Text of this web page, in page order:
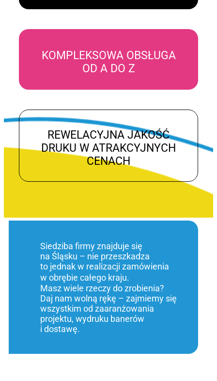
KOMPLEKSOWA OBSŁUGA
OD A DO Z
REWELACYJNA JAKOŚĆ
DRUKU W ATRAKCYJNYCH
CENACH
Siedziba firmy znajduje się
na Śląsku – nie przeszkadza
to jednak w realizacji zamówienia
w obrębie całego kraju.
Masz wiele rzeczy do zrobienia?
Daj nam wolną rękę – zajmiemy się
wszystkim od zaaranżowania
projektu, wydruku banerów
i dostawę.